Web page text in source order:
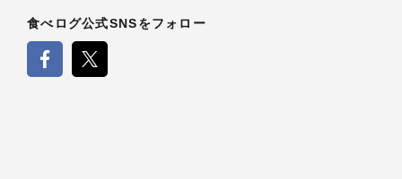
食べログ公式SNSをフォロー